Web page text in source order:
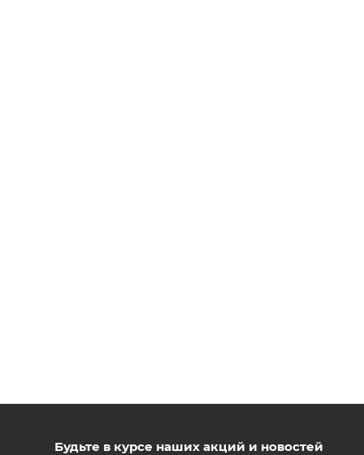
Будьте в курсе наших акций и новостей